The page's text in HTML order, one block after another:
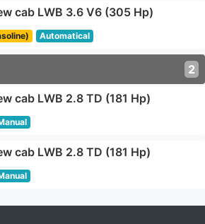
cab LWB 3.6 V6 (305 Hp)
Automatical
2
cab LWB 2.8 TD (181 Hp)
cab LWB 2.8 TD (181 Hp)